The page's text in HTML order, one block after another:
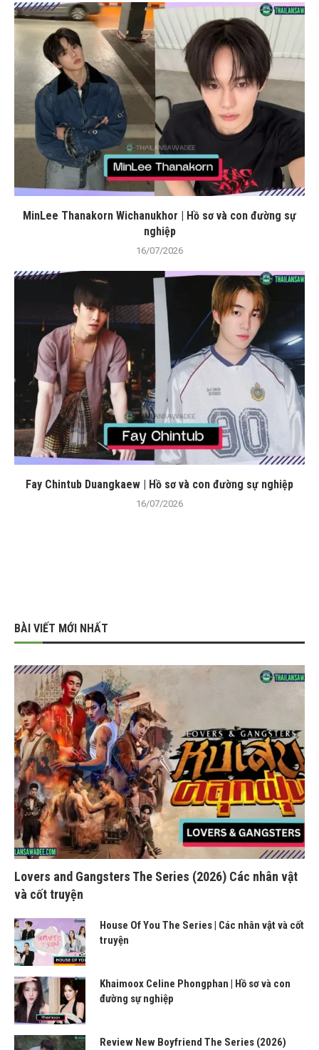
MinLee Thanakorn Wichanukhor | Hồ sơ và con đường sự
nghiệp
16/07/2026
Fay Chintub Duangkaew | Hồ sơ và con đường sự nghiệp
16/07/2026
BÀI VIẾT MỚI NHẤT
Lovers and Gangsters The Series (2026) Các nhân vật
và cốt truyện
House Of You The Series | Các nhân vật và cốt
truyện
Khaimoox Celine Phongphan | Hồ sơ và con
đường sự nghiệp
Review New Boyfriend The Series (2026)